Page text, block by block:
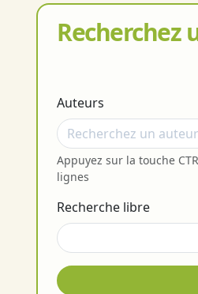
Recherchez
Auteurs
Appuyez sur la touche
lignes
Recherche libre